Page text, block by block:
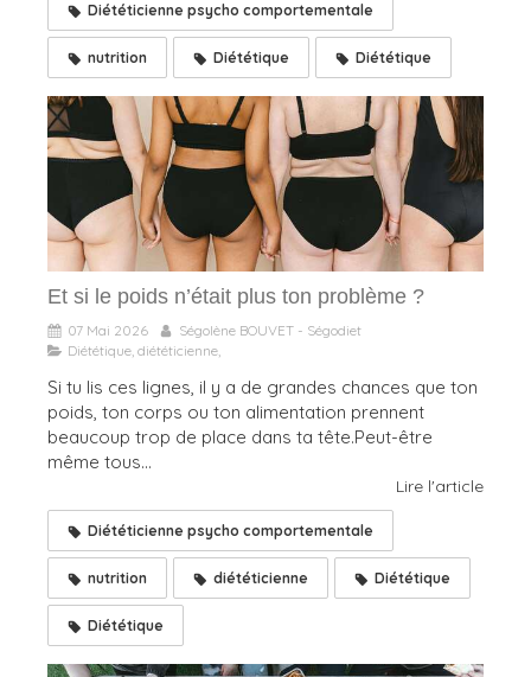
Diététicienne psycho comportementale
nutrition Diététique Diététique
Et si le poids n’était plus ton problème ?
07 Mai 2026
Ségolène BOUVET - Ségodiet
Diététique, diététicienne,
Si tu lis ces lignes, il y a de grandes chances que ton
poids, ton corps ou ton alimentation prennent
beaucoup trop de place dans ta tête.Peut-être
même tous...
Lire l'article
Diététicienne psycho comportementale
nutrition diététicienne Diététique
Diététique